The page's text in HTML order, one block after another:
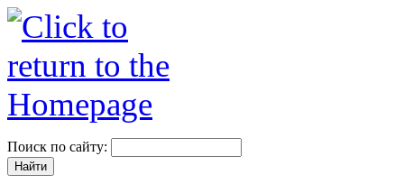
Поиск по сайту: